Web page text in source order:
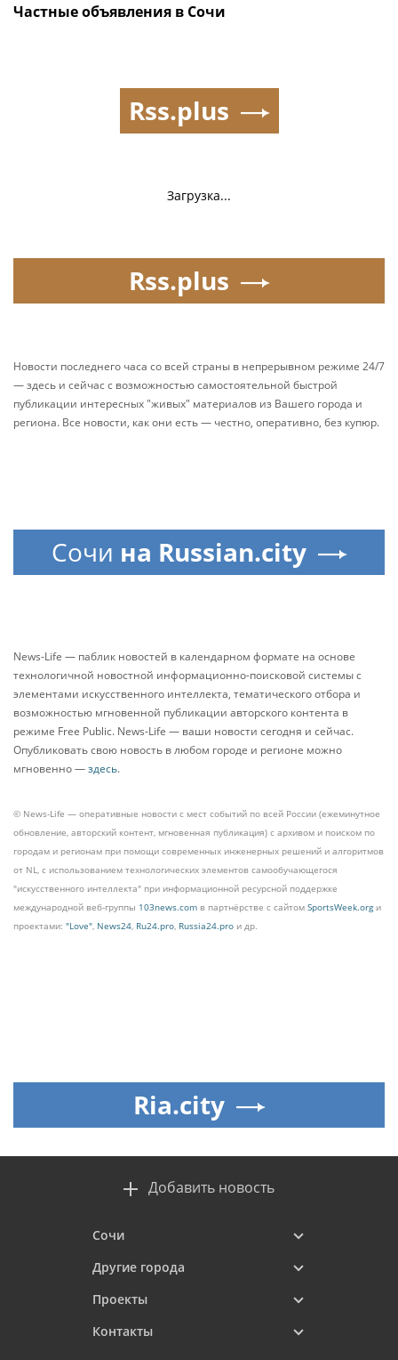
Частные объявления в Сочи
Загрузка...
Rss.plus
Rss.plus
Новости последнего часа со всей страны в непрерывном режиме 24/7
— здесь и сейчас с возможностью самостоятельной быстрой
публикации интересных "живых" материалов из Вашего города и
региона. Все новости, как они есть — честно, оперативно, без купюр.
Сочи на Russian.city
News-Life — паблик новостей в календарном формате на основе
технологичной новостной информационно-поисковой системы с
элементами искусственного интеллекта, тематического отбора и
возможностью мгновенной публикации авторского контента в
режиме Free Public. News-Life — ваши новости сегодня и сейчас.
Опубликовать свою новость в любом городе и регионе можно
мгновенно —здесь.
© News-Life — оперативные новости с мест событий по всей России (ежеминутное
обновление, авторский контент, мгновенная публикация) с архивом и поиском по
городам и регионам при помощи современных инженерных решений и алгоритмов
от NL, с использованием технологических элементов самообучающегося
"искусственного интеллекта" при информационной ресурсной поддержке
международной веб-группы 103news.com в партнёрстве с сайтом SportsWeek.orgи
проектами: "Love", News24, Ru24.pro, Russia24.pro и др.
Ria.city
Добавить новость
Сочи
Другие города
Проекты
Контакты